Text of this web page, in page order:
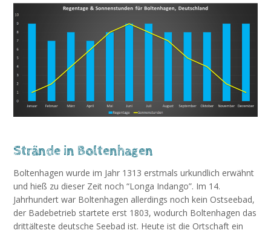
Strände in Boltenhagen
Boltenhagen wurde im Jahr 1313 erstmals urkundlich erwähnt
und hieß zu dieser Zeit noch “Longa Indango”. Im 14.
Jahrhundert war Boltenhagen allerdings noch kein Ostseebad,
der Badebetrieb startete erst 1803, wodurch Boltenhagen das
drittälteste deutsche Seebad ist. Heute ist die Ortschaft ein